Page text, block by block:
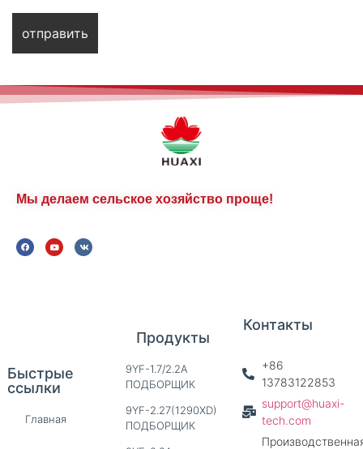
Мы делаем сельское хозяйство проще!
Быстрые
ссылки
Главная
Продукты
9YF-1.7/2.2A
ПОДБОРЩИК
9YF-2.27(1290XD)
ПОДБОРЩИК
Контакты
+86
13783122853
support@huaxi-
tech.com